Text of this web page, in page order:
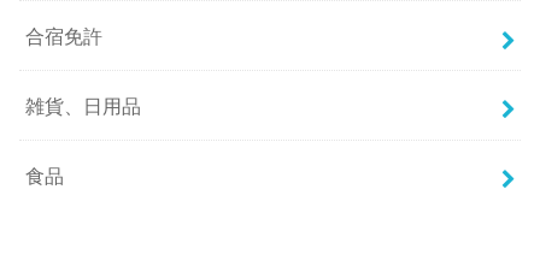
合宿免許
雑貨、日用品
食品